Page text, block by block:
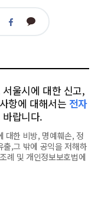
페 카
울시에 대한 신고,
항에 대해서는 전자
랍니다.
대한 비방, 명예훼손, 정
,그 밖에 공익을 저해하
례 및 개인정보보호법에